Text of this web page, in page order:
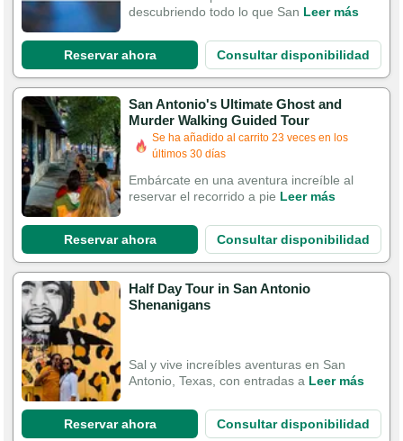
descubriendo todo lo que San Leer más
Reservar ahora Consultar disponibilidad
San Antonio's Ultimate Ghost and
Murder Walking Guided Tour
Se ha añadido al carrito 23 veces en los
últimos 30 días
Embárcate en una aventura increíble al
reservar el recorrido a pie Leer más
Reservar ahora Consultar disponibilidad
Half Day Tour in San Antonio
Shenanigans
Sal y vive increíbles aventuras en San
Antonio, Texas, con entradas a Leer más
Reservar ahora Consultar disponibilidad